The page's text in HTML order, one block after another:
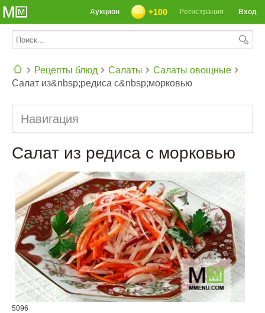
Вход
Регистрация
+100
Аукцион
Рецепты блюд Салаты
Салаты овощные
Салат из&nbsp;редиса с&nbsp;морковью
Навигация
Салат из редиса с морковью
5096